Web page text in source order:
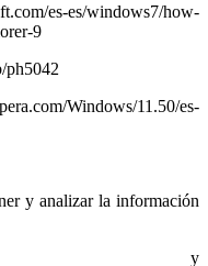
es-es/windows7/how-
9
ph5042
Windows/11.50/es-
y analizar la información
analytics/ y